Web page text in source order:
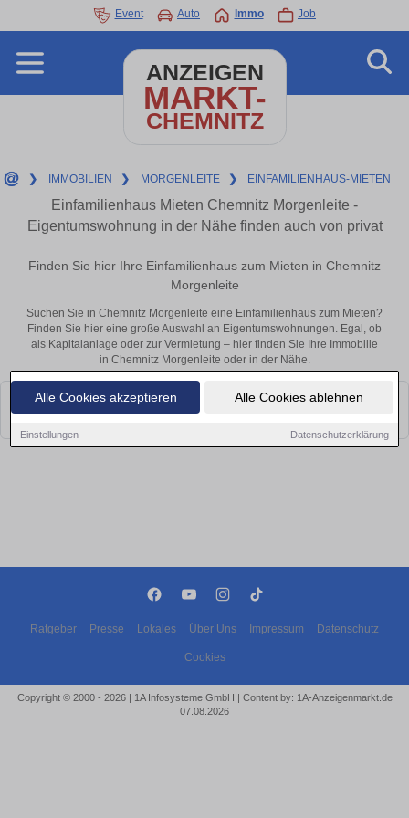
Alle Cookies akzeptieren Alle Cookies ablehnen
Einstellungen Datenschutzerklärung
Event Auto Immo Job
ANZEIGEN
MARKT-
CHEMNITZ
❯ IMMOBILIEN ❯ MORGENLEITE ❯ EINFAMILIENHAUS-MIETEN
Einfamilienhaus Mieten Chemnitz Morgenleite -
Eigentumswohnung in der Nähe finden auch von privat
Finden Sie hier Ihre Einfamilienhaus zum Mieten in Chemnitz
Morgenleite
Suchen Sie in Chemnitz Morgenleite eine Einfamilienhaus zum Mieten?
Finden Sie hier eine große Auswahl an Eigentumswohnungen. Egal, ob
als Kapitalanlage oder zur Vermietung – hier finden Sie Ihre Immobilie
in Chemnitz Morgenleite oder in der Nähe.
Leider konnten wir derzeit keine passenden Objekte finden. Schauen Sie
bald wieder vorbei!
Ratgeber Presse Lokales Über Uns Impressum Datenschutz
Cookies
Copyright © 2000 - 2026 | 1A Infosysteme GmbH | Content by: 1A-Anzeigenmarkt.de
07.08.2026